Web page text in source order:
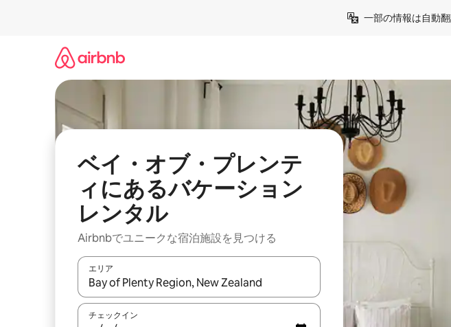
一部の情報は自動翻
ベイ・オブ・プレンテ
ィにあるバケーション
レンタル
Airbnbでユニークな宿泊施設を見つける
エリア
検索結果が表示されたら、上下の矢印キーを使って移動するか、画面をタッチまた
チェックイン